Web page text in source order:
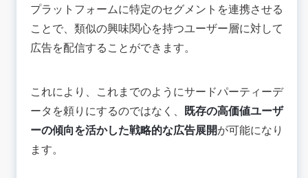
プラットフォームに特定のセグメントを連携させる
ことで、類似の興味関心を持つユーザー層に対して
広告を配信することができます。
これにより、これまでのようにサードパーティーデ
ータを頼りにするのではなく、 既存の高価値ユーザ
ーの傾向を活かした戦略的な広告展開が可能になり
ます。